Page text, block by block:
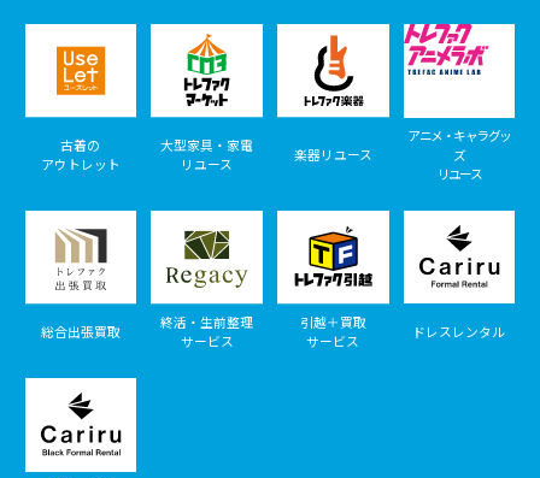
古着の
アウトレット
大型家具・家電
リユース
楽器リユース
アニメ・キャラグッ
ズ
リユース
総合出張買取
終活・生前整理
サービス
引越＋買取
サービス
ドレスレンタル